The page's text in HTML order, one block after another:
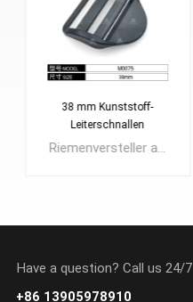
38 mm Kunststoff-
Rucksackleiterschnallen
ERFAHREN SIE
Have a question? Call us 24/7
+86 13905978910